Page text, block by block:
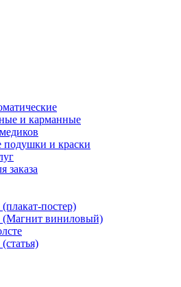
и карманные
и краски
заказа
постер)
(Магнит виниловый)